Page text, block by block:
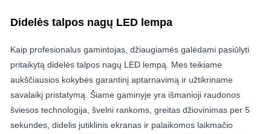
Didelės talpos nagų LED lempa
Kaip profesionalus gamintojas, džiaugiamės galėdami pasiūlyti
pritaikytą didelės talpos nagų LED lempą. Mes teikiame
aukščiausios kokybės garantinį aptarnavimą ir užtikriname
savalaikį pristatymą. Šiame gaminyje yra išmanioji raudonos
šviesos technologija, švelni rankoms, greitas džiovinimas per 5
sekundes, didelis jutiklinis ekranas ir palaikomos laikmačio